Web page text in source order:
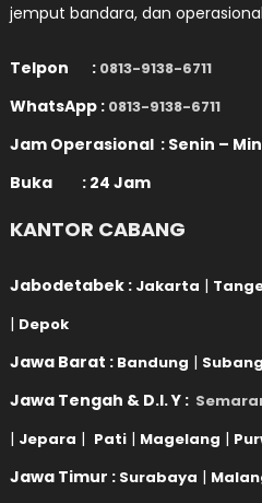
jemput bandara, dan
Telpon : 0813-9138-6711
WhatsApp : 0813-9138-6711
Jam Operasional : Senin –
Buka : 24 Jam
KANTOR CABANG
Jabodetabek : Jakarta |
| Depok
Jawa Barat : Bandung | Subang
Jawa Tengah & D.I. Y :
| Jepara | Pati | Magelang |
Jawa Timur : Surabaya |